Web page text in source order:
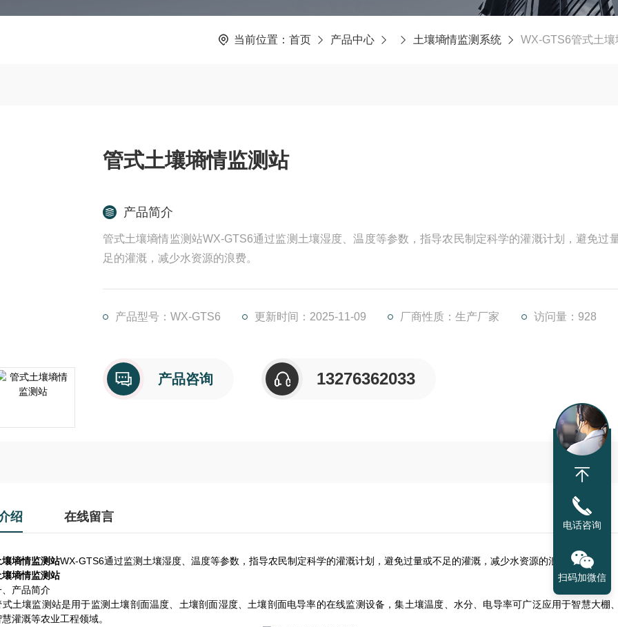
当前位置： 首页 产品中心 土壤墒情监测系统 WX-GTS6管式土
管式土壤墒情监测站
产品简介
管式土壤墒情监测站WX-GTS6通过监测土壤湿度、温度等参数，指导农民制定科学的灌溉计划，避免过
足的灌溉，减少水资源的浪费。
产品型号：WX-GTS6 更新时间：2025-11-09 厂商性质：生产厂家 访问量：928
产品咨询 13276362033
绍 在线留言
墒情监测站WX-GTS6通过监测土壤湿度、温度等参数，指导农民制定科学的灌溉计划，避免过量或不足的灌溉，减少水资源的浪费。
墒情监测站
品简介
壤监测站是用于监测土壤剖面温度、土壤剖面湿度、土壤剖面电导率的在线监测设备，集土壤温度、水分、电导率可广泛应用于智慧大棚
灌溉等农业工程领域。
电话咨询
扫码加微信